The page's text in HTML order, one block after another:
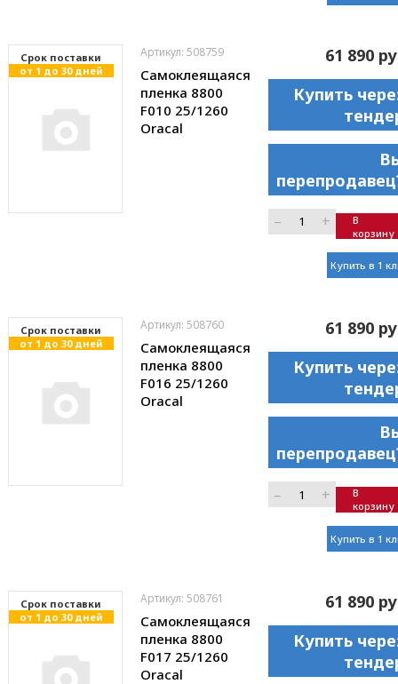
Cрок поставки
от 1 до 30 дней
Артикул: 508759
Самоклеящаяся
пленка 8800
F010 25/1260
Oracal
61 890
Купить
– +
В
корзину
Купить в 1
Cрок поставки
от 1 до 30 дней
Артикул: 508760
Самоклеящаяся
пленка 8800
F016 25/1260
Oracal
61 890
Купить
– +
В
корзину
Купить в 1
Cрок поставки
от 1 до 30 дней
Артикул: 508761
Самоклеящаяся
пленка 8800
F017 25/1260
Oracal
61 890
Купить